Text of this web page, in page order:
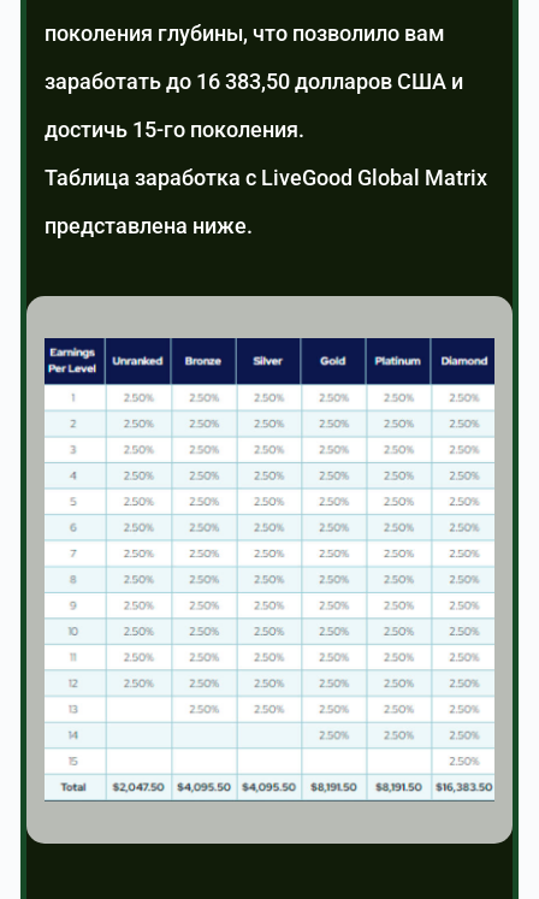
поколения глубины, что позволило вам
заработать до 16 383,50 долларов США и
достичь 15-го поколения.
Таблица заработка с LiveGood Global Matrix
представлена ниже.